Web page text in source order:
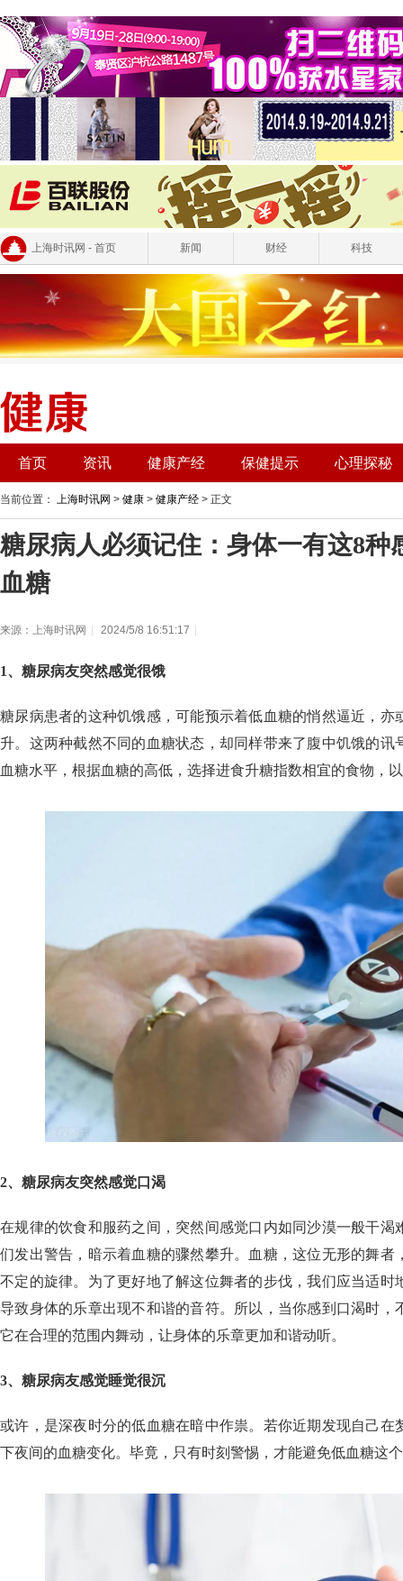
上海时讯网 - 首页 新闻 财经 科技
首页 资讯 健康产经 保健提示 心理探秘
当前位置： 上海时讯网 > 健康 > 健康产经 > 正文
糖尿病人必须记住：身体一有这8种
血糖
来源：上海时讯网 2024/5/8 16:51:17
1、糖尿病友突然感觉很饿
糖尿病患者的这种饥饿感，可能预示着低血糖的悄然逼近，亦
升。这两种截然不同的血糖状态，却同样带来了腹中饥饿的讯
血糖水平，根据血糖的高低，选择进食升糖指数相宜的食物，
2、糖尿病友突然感觉口渴
在规律的饮食和服药之间，突然间感觉口内如同沙漠一般干渴
们发出警告，暗示着血糖的骤然攀升。血糖，这位无形的舞者
不定的旋律。为了更好地了解这位舞者的步伐，我们应当适时
导致身体的乐章出现不和谐的音符。所以，当你感到口渴时，
它在合理的范围内舞动，让身体的乐章更加和谐动听。
3、糖尿病友感觉睡觉很沉
或许，是深夜时分的低血糖在暗中作祟。若你近期发现自己在
下夜间的血糖变化。毕竟，只有时刻警惕，才能避免低血糖这